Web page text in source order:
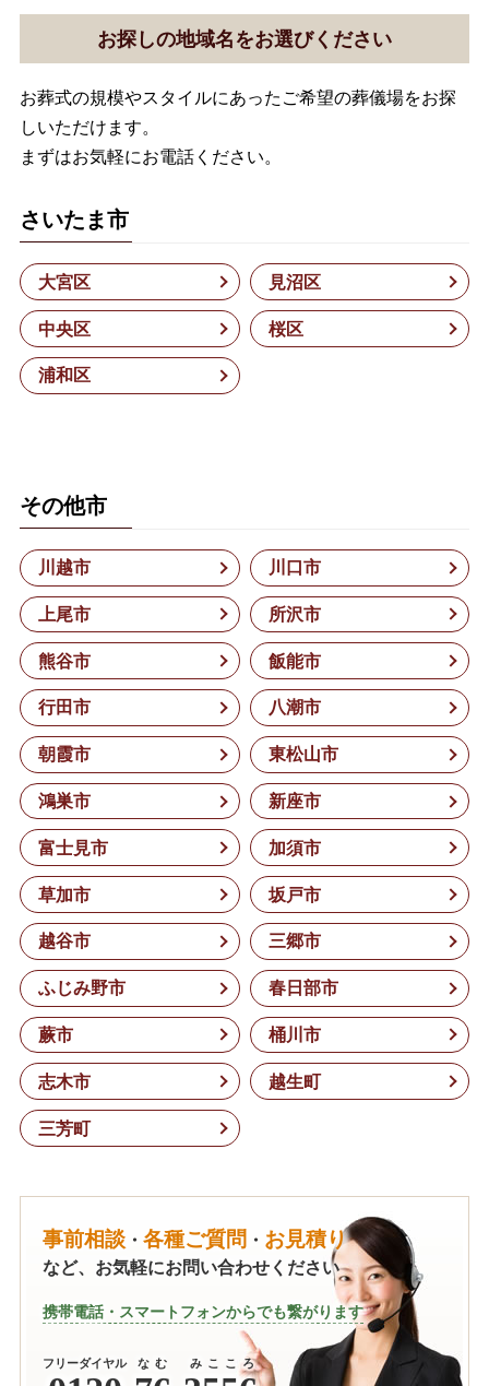
お探しの地域名をお選びください
お葬式の規模やスタイルにあったご希望の葬儀場をお探
しいただけます。
まずはお気軽にお電話ください。
さいたま市
大宮区 見沼区
中央区 桜区
浦和区
その他市
川越市 川口市
上尾市 所沢市
熊谷市 飯能市
行田市 八潮市
朝霞市 東松山市
鴻巣市 新座市
富士見市 加須市
草加市 坂戸市
越谷市 三郷市
ふじみ野市 春日部市
蕨市 桶川市
志木市 越生町
三芳町
事前相談 ・ 各種ご質問 ・ お見積り
など、お気軽にお問い合わせください
携帯電話・スマートフォンからでも繋がります
フリーダイヤル なむ みこころ